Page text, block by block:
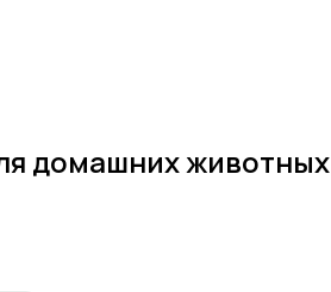
домашних животных